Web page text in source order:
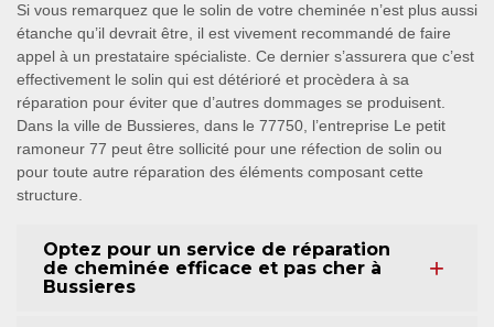
Si vous remarquez que le solin de votre cheminée n’est plus aussi
étanche qu’il devrait être, il est vivement recommandé de faire
appel à un prestataire spécialiste. Ce dernier s’assurera que c’est
effectivement le solin qui est détérioré et procèdera à sa
réparation pour éviter que d’autres dommages se produisent.
Dans la ville de Bussieres, dans le 77750, l’entreprise Le petit
ramoneur 77 peut être sollicité pour une réfection de solin ou
pour toute autre réparation des éléments composant cette
structure.
Optez pour un service de réparation
de cheminée efficace et pas cher à
Bussieres